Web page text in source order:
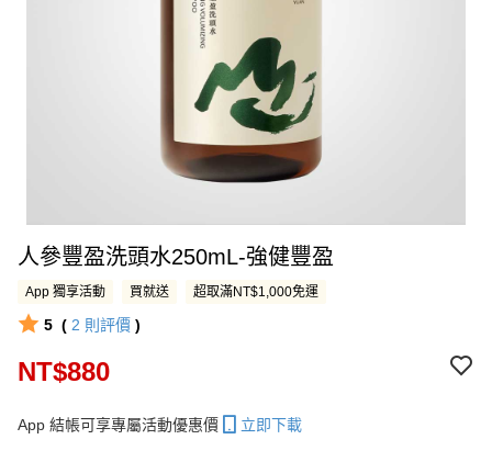
人參豐盈洗頭水250mL-強健豐盈
App 獨享活動 買就送 超取滿NT$1,000免運
5 ( 2 則評價 )
NT$880
App 結帳可享專屬活動優惠價 立即下載